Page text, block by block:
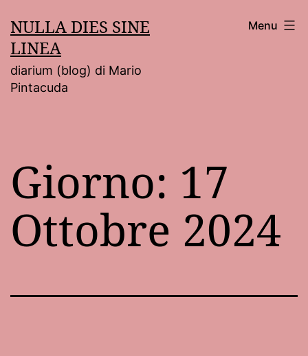
al
contenuto
NULLA DIES SINE
LINEA
diarium (blog) di Mario
Pintacuda
Menu
Giorno: 17
Ottobre 2024